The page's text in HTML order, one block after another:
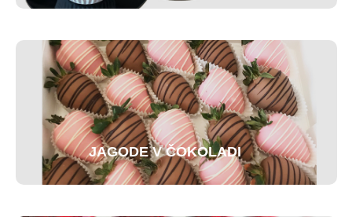
JAGODE V ČOKOLADI